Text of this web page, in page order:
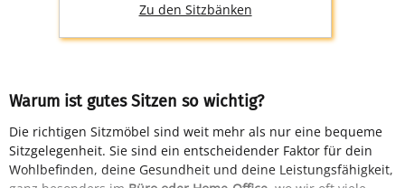
Zu den Sitzbänken
Warum ist gutes Sitzen so wichtig?
Die richtigen Sitzmöbel sind weit mehr als nur eine bequeme
Sitzgelegenheit. Sie sind ein entscheidender Faktor für dein
Wohlbefinden, deine Gesundheit und deine Leistungsfähigkeit,